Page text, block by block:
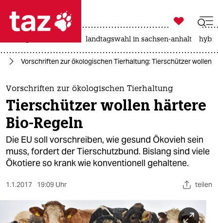
 taz zahl ich
taz zahl ich
themen
politik
öko
gesellschaft
sport
berlin

taz zahl ich
landtagswahl in sachsen-anhalt
Vorschriften zur ökologischen Tierhaltung: Tierschützer wollen
Vorschriften zur ökologischen Tierhaltung
Tierschützer wollen härtere
Bio-Regeln
Die EU soll vorschreiben, wie gesund Ökovieh sein
muss, fordert der Tierschutzbund. Bislang sind viele
Ökotiere so krank wie konventionell gehaltene.
1.1.2017 19:09 Uhr teilen